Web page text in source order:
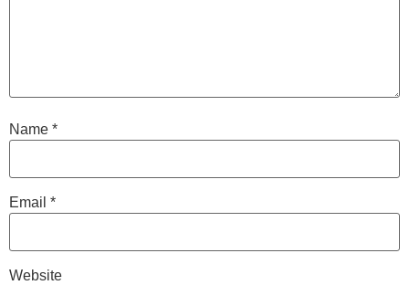
Name *
Email *
Website